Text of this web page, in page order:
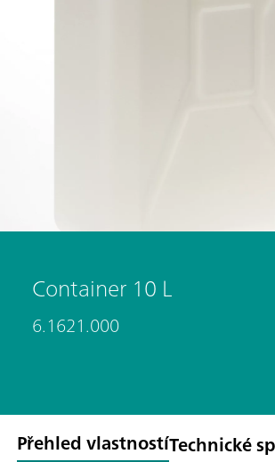
Container 10 L
6.1621.000
Přehled vlastnostíTechnické